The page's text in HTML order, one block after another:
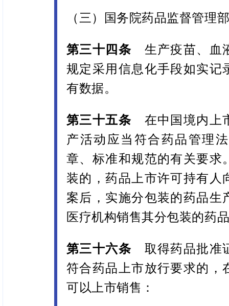
（三）国务院药品监督管理
第三十四条 生产疫苗、血
规定采用信息化手段如实记
有数据。
第三十五条 在中国境内上
产活动应当符合药品管理
章、标准和规范的有关要求
装的，药品上市许可持有人
案后，实施分包装的药品生
医疗机构销售其分包装的药
第三十六条 取得药品批准
符合药品上市放行要求的，
可以上市销售：